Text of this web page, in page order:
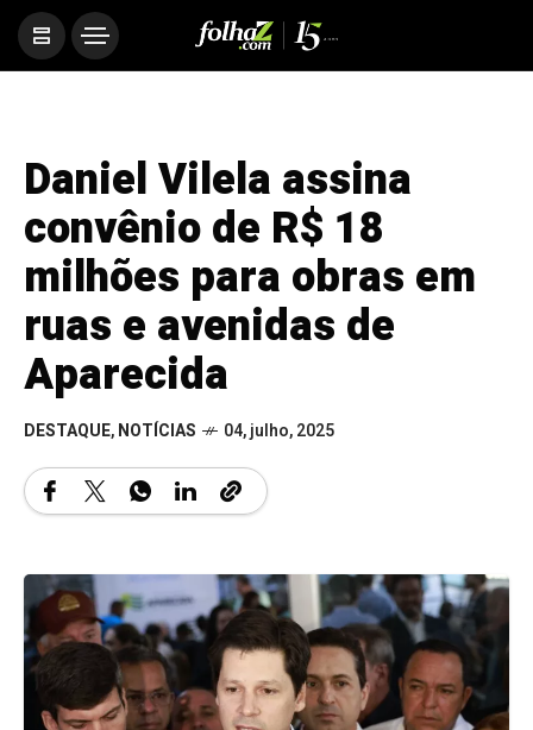
Daniel Vilela assina
convênio de R$ 18
milhões para obras em
ruas e avenidas de
Aparecida
DESTAQUE,NOTÍCIAS 04, julho, 2025